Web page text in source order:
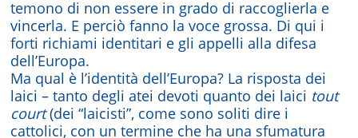
temono di non essere in grado di raccoglierla e
vincerla. E perciò fanno la voce grossa. Di qui i
forti richiami identitari e gli appelli alla difesa
dell’Europa.
Ma qual è l’identità dell’Europa? La risposta dei
laici – tanto degli atei devoti quanto dei laici tout
court(dei “laicisti”, come sono soliti dire i
cattolici, con un termine che ha una sfumatura